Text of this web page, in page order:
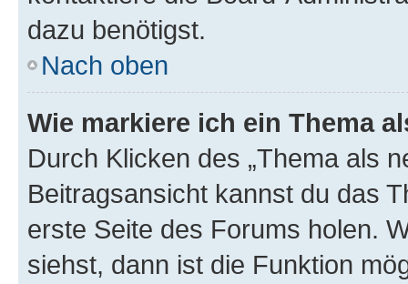
dazu benötigst.
Nach oben
Wie markiere ich ein Thema
Durch Klicken des „Thema als
Beitragsansicht kannst du das
erste Seite des Forums holen.
siehst, dann ist die Funktion